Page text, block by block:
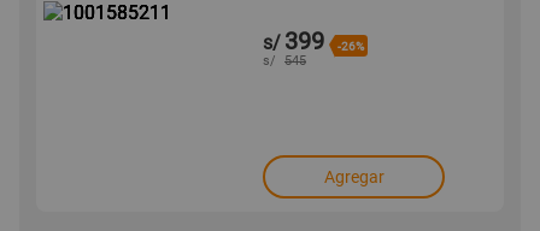
s/ 399 -26%
s/ 545
Agregar